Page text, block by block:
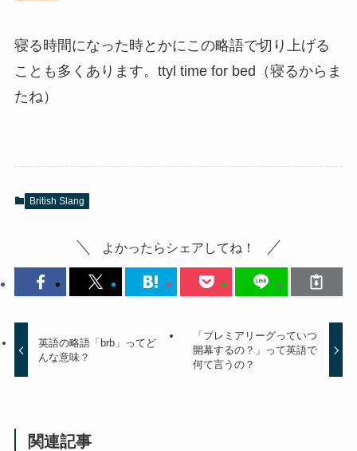
寝る時間になった時とかにこの略語で切り上げる
ことも多くあります。ttyl time for bed（寝るからま
たね）
British Slang
よかったらシェアしてね！
英語の略語「brb」ってど
んな意味？
「プレミアリーグっていつ
開幕するの？」って英語で
何て言うの？
関連記事